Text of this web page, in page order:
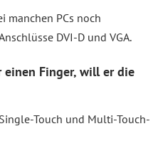
manchen PCs noch
DVI-D und VGA.
einen Finger, will er die
Touch und Multi-Touch-